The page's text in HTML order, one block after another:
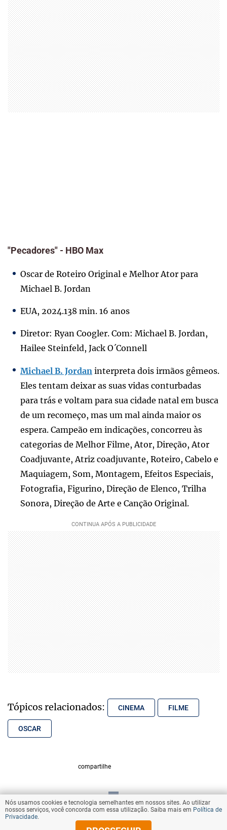
"Pecadores" - HBO Max
Oscar de Roteiro Original e Melhor Ator para
Michael B. Jordan
EUA, 2024.138 min. 16 anos
Diretor: Ryan Coogler. Com: Michael B. Jordan,
Hailee Steinfeld, Jack O´Connell
Michael B. Jordan interpreta dois irmãos gêmeos.
Eles tentam deixar as suas vidas conturbadas
para trás e voltam para sua cidade natal em busca
de um recomeço, mas um mal ainda maior os
espera. Campeão em indicações, concorreu às
categorias de Melhor Filme, Ator, Direção, Ator
Coadjuvante, Atriz coadjuvante, Roteiro, Cabelo e
Maquiagem, Som, Montagem, Efeitos Especiais,
Fotografia, Figurino, Direção de Elenco, Trilha
Sonora, Direção de Arte e Canção Original.
Tópicos relacionados: CINEMA FILME
OSCAR
compartilhe
VOLTAR AO TOPO
Nós usamos cookies e tecnologia semelhantes em nossos sites. Ao utilizar
nossos serviços, você concorda com essa utilização. Saiba mais em Política de
Privacidade.